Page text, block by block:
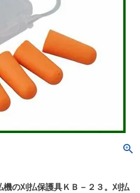
機の刈払保護具ＫＢ－２３。刈払